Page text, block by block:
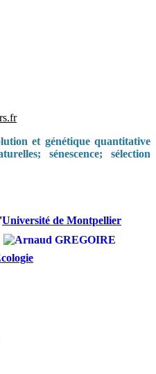
et génétique quantitative
sénescence; sélection
Université de Montpellier